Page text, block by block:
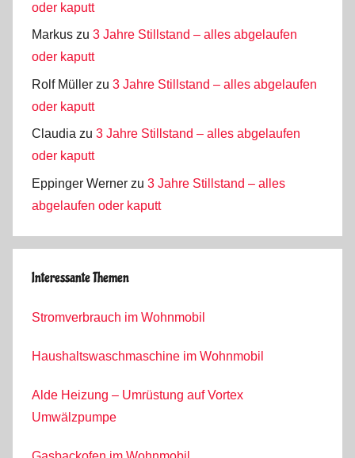
oder kaputt
Markus zu 3 Jahre Stillstand – alles abgelaufen
oder kaputt
Rolf Müller zu 3 Jahre Stillstand – alles abgelaufen
oder kaputt
Claudia zu 3 Jahre Stillstand – alles abgelaufen
oder kaputt
Eppinger Werner zu 3 Jahre Stillstand – alles
abgelaufen oder kaputt
Interessante Themen
Stromverbrauch im Wohnmobil
Haushaltswaschmaschine im Wohnmobil
Alde Heizung – Umrüstung auf Vortex
Umwälzpumpe